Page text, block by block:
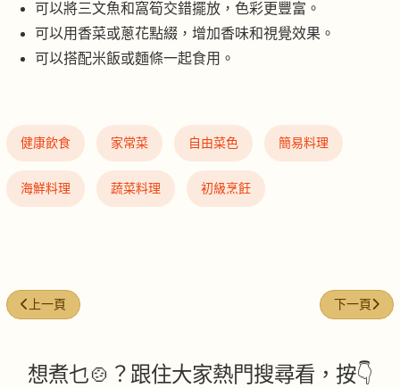
可以將三文魚和窩筍交錯擺放，色彩更豐富。
可以用香菜或蔥花點綴，增加香味和視覺效果。
可以搭配米飯或麵條一起食用。
健康飲食 家常菜 自由菜色 簡易料理
海鮮料理 蔬菜料理 初級烹飪
上一篇文章: 香烤鱸魚佐蘸醬
上一頁 下一篇文章
下一頁
想煮乜🍲？跟住大家熱門搜尋看，按👇